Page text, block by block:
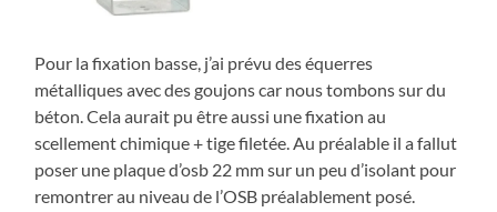
Pour la fixation basse, j’ai prévu des équerres
métalliques avec des goujons car nous tombons sur du
béton. Cela aurait pu être aussi une fixation au
scellement chimique + tige filetée. Au préalable il a fallut
poser une plaque d’osb 22 mm sur un peu d’isolant pour
remontrer au niveau de l’OSB préalablement posé.